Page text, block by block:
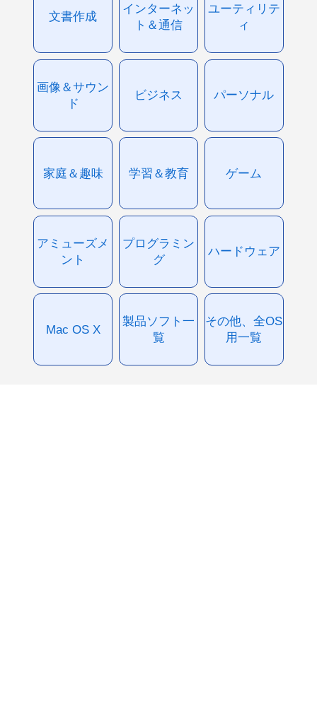
文書作成
インターネッ
ト＆通信
ユーティリテ
ィ
画像＆サウン
ド
ビジネス パーソナル
家庭＆趣味 学習＆教育 ゲーム
アミューズメ
ント
プログラミン
グ
ハードウェア
Mac OS X
製品ソフト一
覧
その他、全OS
用一覧